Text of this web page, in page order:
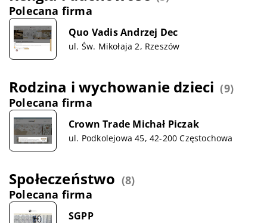
Polecana firma
Quo Vadis Andrzej Dec
ul. Św. Mikołaja 2, Rzeszów
Rodzina i wychowanie dzieci (9)
Polecana firma
Crown Trade Michał Piczak
ul. Podkolejowa 45, 42-200 Częstochowa
Społeczeństwo (8)
Polecana firma
SGPP